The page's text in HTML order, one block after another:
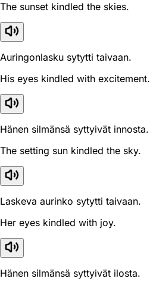
The sunset kindled the skies.
Auringonlasku sytytti taivaan.
His eyes kindled with excitement.
Hänen silmänsä syttyivät innosta.
The setting sun kindled the sky.
Laskeva aurinko sytytti taivaan.
Her eyes kindled with joy.
Hänen silmänsä syttyivät ilosta.